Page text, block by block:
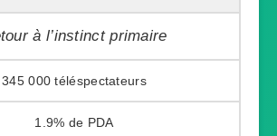
à l’instinct primaire
345 000
1.9%